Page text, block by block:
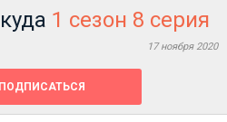
1 сезон 8 серия
17 ноября 2020
ПОДПИСАТЬСЯ